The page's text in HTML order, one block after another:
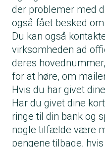
der problemer med
også fået besked
Du kan også
virksomheden ad
deres
for at høre, om
Hvis du har givet
Har du givet dine
ringe til din bank og
nogle tilfælde være
pengene tilbage,